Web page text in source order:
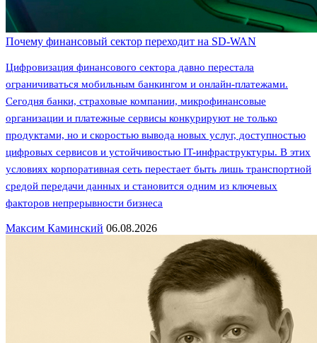
Почему финансовый сектор переходит на SD-WAN
Цифровизация финансового сектора давно перестала
ограничиваться мобильным банкингом и онлайн-платежами.
Сегодня банки, страховые компании, микрофинансовые
организации и платежные сервисы конкурируют не только
продуктами, но и скоростью вывода новых услуг, доступностью
цифровых сервисов и устойчивостью IT-инфраструктуры. В этих
условиях корпоративная сеть перестает быть лишь транспортной
средой передачи данных и становится одним из ключевых
факторов непрерывности бизнеса
Максим Каминский 06.08.2026